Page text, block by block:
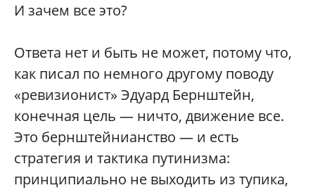
И зачем все это?
Ответа нет и быть не может, потому что,
как писал по немного другому поводу
«ревизионист» Эдуард Бернштейн,
конечная цель — ничто, движение все.
Это бернштейнианство — и есть
стратегия и тактика путинизма:
принципиально не выходить из тупика,